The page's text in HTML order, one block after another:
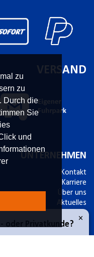
zu
zu
Durch die
Sie
und
VERSAND
UNTERNEHMEN
Kontakt
Karriere
Über uns
Aktuelles
Power-Shopping
×
oder Privatkunde?